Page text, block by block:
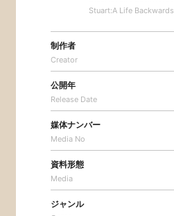
Stuart:A Life Backwards
制作者
Creator
公開年
Release Date
媒体ナンバー
Media No
資料形態
Media
ジャンル